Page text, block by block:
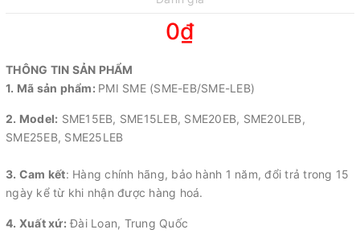
0₫
THÔNG TIN SẢN PHẨM
1. Mã sản phẩm: PMI SME (SME-EB/SME-LEB)
2. Model: SME15EB, SME15LEB, SME20EB, SME20LEB,
SME25EB, SME25LEB
3. Cam kết: Hàng chính hãng, bảo hành 1 năm, đổi trả trong 15
ngày kể từ khi nhận được hàng hoá.
4. Xuất xứ: Đài Loan, Trung Quốc